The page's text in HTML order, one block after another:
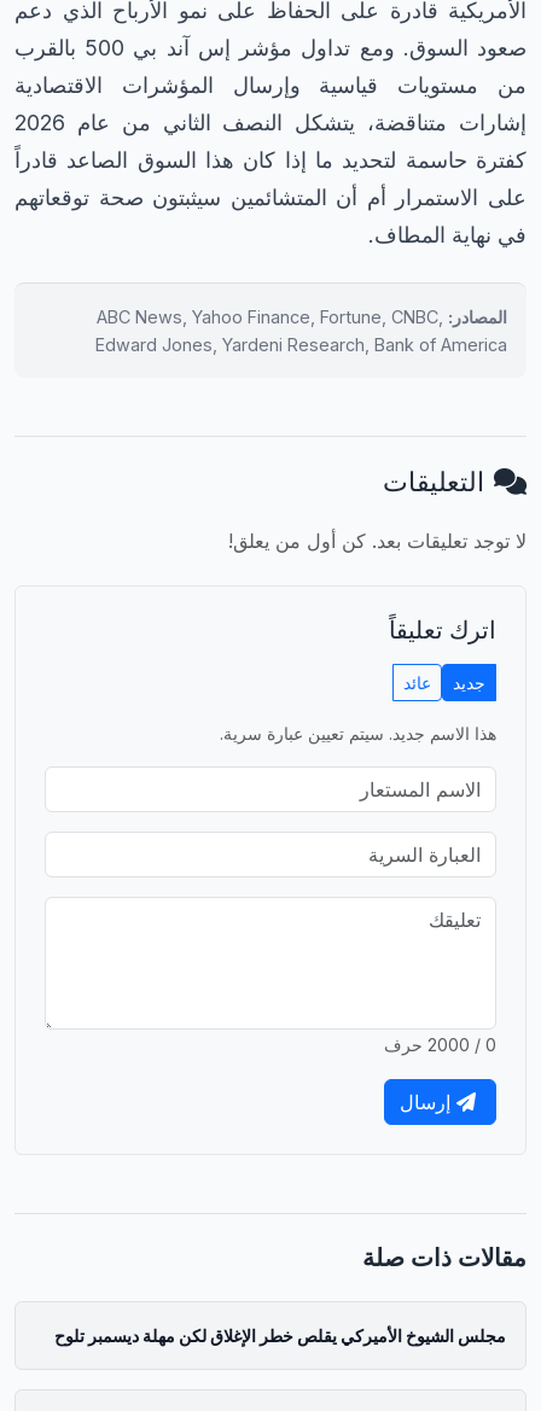
الأمريكية قادرة على الحفاظ على نمو الأرباح الذي دعم
صعود السوق. ومع تداول مؤشر إس آند بي 500 بالقرب
من مستويات قياسية وإرسال المؤشرات الاقتصادية
إشارات متناقضة، يتشكل النصف الثاني من عام 2026
كفترة حاسمة لتحديد ما إذا كان هذا السوق الصاعد قادراً
على الاستمرار أم أن المتشائمين سيثبتون صحة توقعاتهم
في نهاية المطاف.
المصادر: ABC News, Yahoo Finance, Fortune, CNBC,
Edward Jones, Yardeni Research, Bank of America
التعليقات
لا توجد تعليقات بعد. كن أول من يعلق!
اترك تعليقاً
جديد عائد
هذا الاسم جديد. سيتم تعيين عبارة سرية.
0 / 2000 حرف
إرسال
مقالات ذات صلة
مجلس الشيوخ الأميركي يقلص خطر الإغلاق لكن مهلة ديسمبر تلوح